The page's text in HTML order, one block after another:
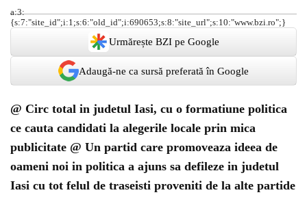
a:3:
{s:7:"site_id";i:1;s:6:"old_id";i:690653;s:8:"site_url";s:10:"www.bzi.ro";}
Urmărește BZI pe Google
Adaugă-ne ca sursă preferată în Google
@ Circ total in judetul Iasi, cu o formatiune politica
ce cauta candidati la alegerile locale prin mica
publicitate @ Un partid care promoveaza ideea de
oameni noi in politica a ajuns sa defileze in judetul
Iasi cu tot felul de traseisti proveniti de la alte partide